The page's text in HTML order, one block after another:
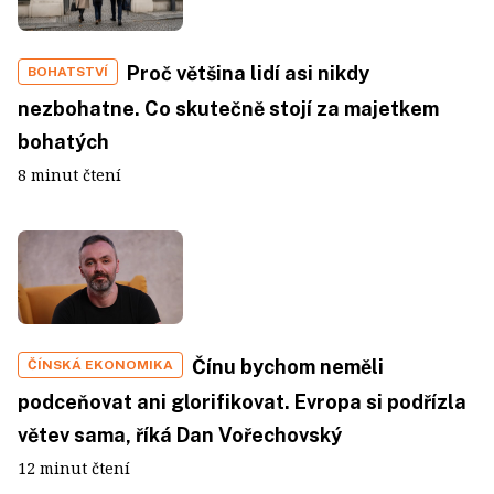
BOHATSTVÍ
Proč většina lidí asi nikdy
nezbohatne. Co skutečně stojí za majetkem
bohatých
8 minut čtení
ČÍNSKÁ EKONOMIKA
Čínu bychom neměli
podceňovat ani glorifikovat. Evropa si podřízla
větev sama, říká Dan Vořechovský
12 minut čtení